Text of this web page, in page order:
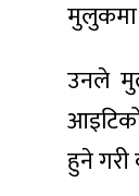
मुलुकमा
उनले
हुने गरी